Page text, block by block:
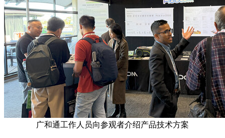
广和通工作人员向参观者介绍产品技术方案